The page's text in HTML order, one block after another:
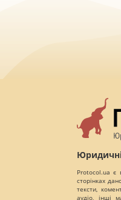
Protocol.ua є
сторінках
тексти,
аудіо, інші